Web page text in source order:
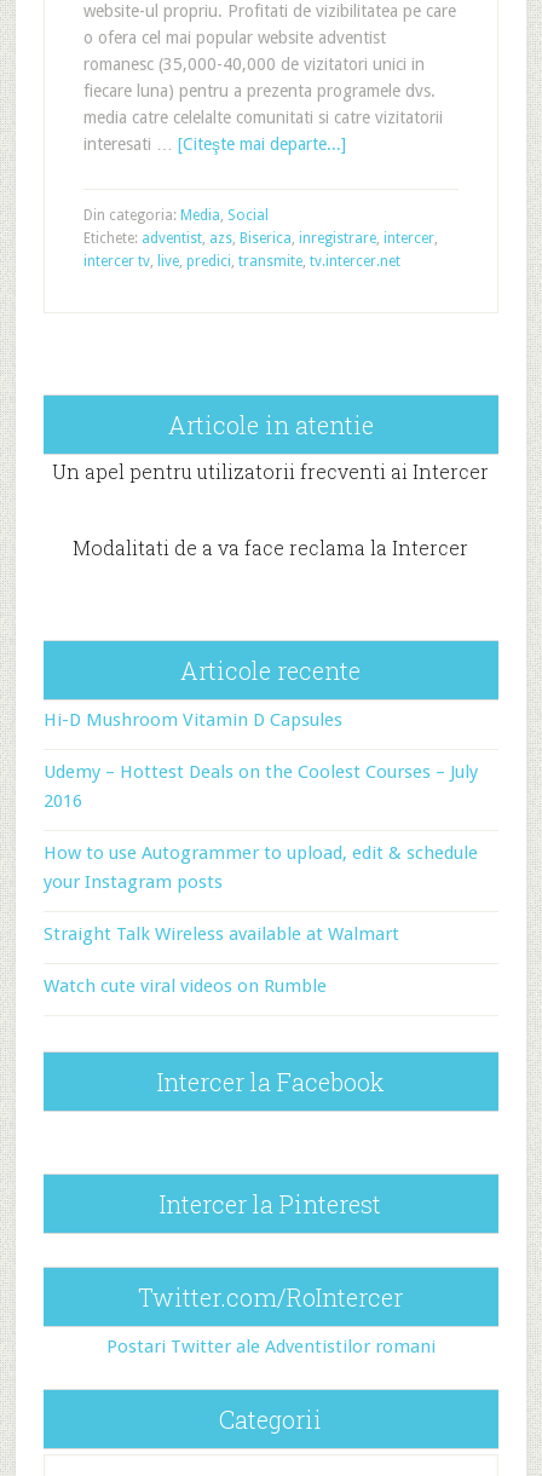
website-ul propriu. Profitati de vizibilitatea pe care
o ofera cel mai popular website adventist
romanesc (35,000-40,000 de vizitatori unici in
fiecare luna) pentru a prezenta programele dvs.
media catre celelalte comunitati si catre vizitatorii
interesati … [Citeşte mai departe...]
Din categoria: Media, Social
Etichete: adventist, azs, Biserica, inregistrare, intercer,
intercer tv, live, predici, transmite, tv.intercer.net
Articole in atentie
Un apel pentru utilizatorii frecventi ai Intercer
Modalitati de a va face reclama la Intercer
Articole recente
Hi-D Mushroom Vitamin D Capsules
Udemy – Hottest Deals on the Coolest Courses – July
2016
How to use Autogrammer to upload, edit & schedule
your Instagram posts
Straight Talk Wireless available at Walmart
Watch cute viral videos on Rumble
Intercer la Facebook
Intercer la Pinterest
Twitter.com/RoIntercer
Postari Twitter ale Adventistilor romani
Categorii